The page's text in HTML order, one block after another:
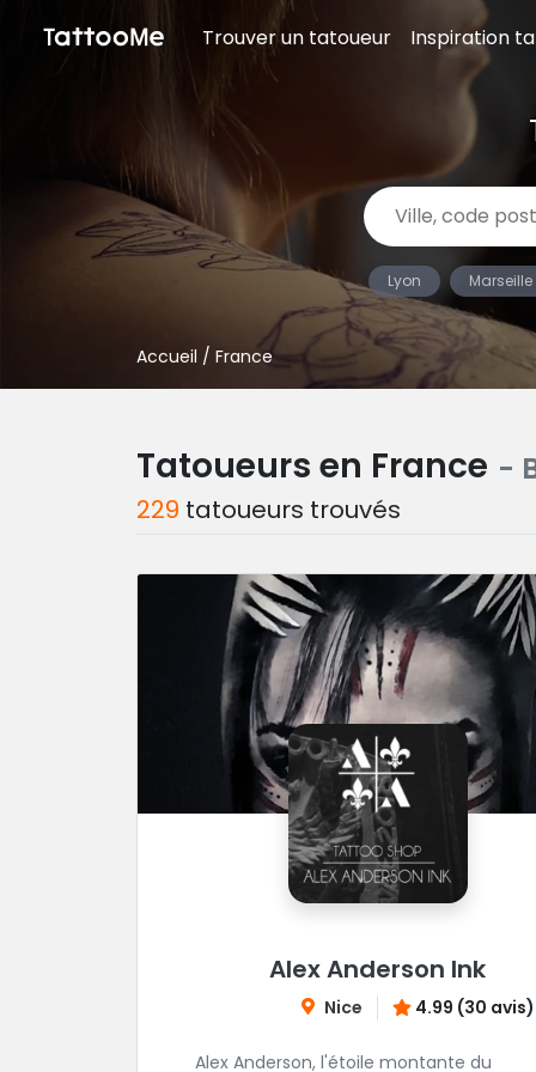
Trouver un tatoueur Inspiration
Lyon Marseille
Accueil / France
Tatoueurs en France -
229 tatoueurs trouvés
Alex Anderson Ink
Nice 4.99 (30 avis)
Alex Anderson, l'étoile montante du